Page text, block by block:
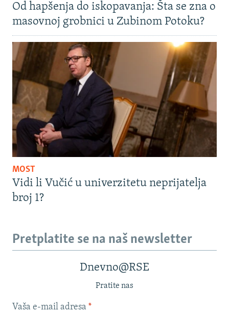
Od hapšenja do iskopavanja: Šta se zna o
masovnoj grobnici u Zubinom Potoku?
MOST
Vidi li Vučić u univerzitetu neprijatelja
broj 1?
Pretplatite se na naš newsletter
Dnevno@RSE
Pratite nas
Vaša e-mail adresa *